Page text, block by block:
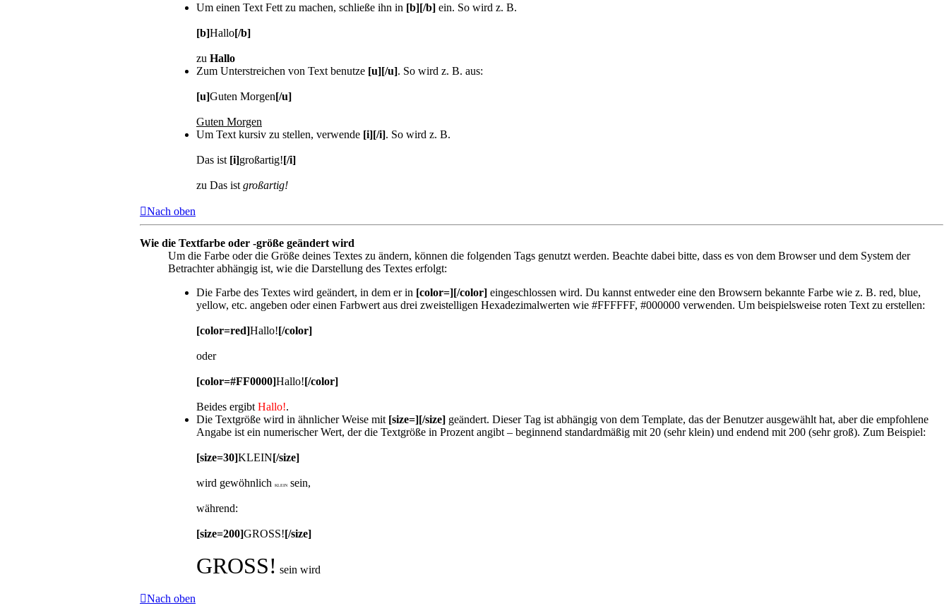
Um einen Text Fett zu machen, schließe ihn in [b][/b] ein. So wird z. B.
[b]Hallo[/b]
zu Hallo
Zum Unterstreichen von Text benutze [u][/u]. So wird z. B. aus:
[u]Guten Morgen[/u]
Guten Morgen
Um Text kursiv zu stellen, verwende [i][/i]. So wird z. B.
Das ist [i]großartig![/i]
zu Das ist großartig!
Nach oben
Wie die Textfarbe oder -größe geändert wird
Um die Farbe oder die Größe deines Textes zu ändern, können die folgenden Tags genutzt werden. Beachte dabei bitte, dass es von dem Browser und dem System der
Betrachter abhängig ist, wie die Darstellung des Textes erfolgt:
Die Farbe des Textes wird geändert, in dem er in [color=][/color] eingeschlossen wird. Du kannst entweder eine den Browsern bekannte Farbe wie z. B. red, blue,
yellow, etc. angeben oder einen Farbwert aus drei zweistelligen Hexadezimalwerten wie #FFFFFF, #000000 verwenden. Um beispielsweise roten Text zu erstellen:
[color=red]Hallo![/color]
oder
[color=#FF0000]Hallo![/color]
Beides ergibt Hallo!.
Die Textgröße wird in ähnlicher Weise mit [size=][/size] geändert. Dieser Tag ist abhängig von dem Template, das der Benutzer ausgewählt hat, aber die empfohlene
Angabe ist ein numerischer Wert, der die Textgröße in Prozent angibt – beginnend standardmäßig mit 20 (sehr klein) und endend mit 200 (sehr groß). Zum Beispiel:
[size=30]KLEIN[/size]
wird gewöhnlich KLEIN sein,
während:
[size=200]GROSS![/size]
GROSS! sein wird
Nach oben